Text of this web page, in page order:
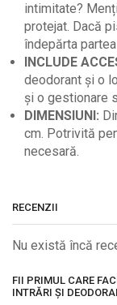
intimitate?
protejat. Dacă
îndepărta
INCLUDE
deodorant și o
și o gestionare
DIMENSIUNI:
cm. Potrivită
necesară.
RECENZII
Nu există încă
FII PRIMUL CARE
INTRĂRI ȘI